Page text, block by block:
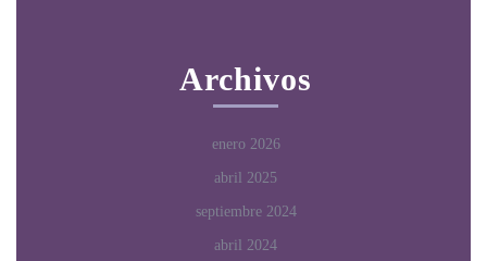
Archivos
enero 2026
abril 2025
septiembre 2024
abril 2024